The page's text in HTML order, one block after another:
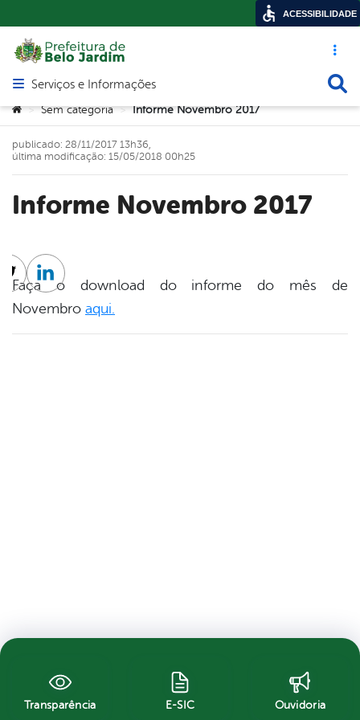
Acesso
Abrir menu principal de navegação
Serviços e Informações
Você está aqui:
> Sem categoria > Informe Novembro 2017
Informe Novembro 2017
publicado: 28/11/2017 13h36,
última modificação: 15/05/2018 00h25
Faça o download do informe do mês de
Novembro aqui.
Twitter
Linkedin
Transparência E-SIC Ouvidoria
ACESSIBILIDADE